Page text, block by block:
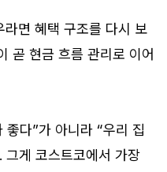
라면 혜택 구조를 다시 보
곧 현금 흐름 관리로 이어
다”가 아니라 “우리 집
그게 코스트코에서 가장